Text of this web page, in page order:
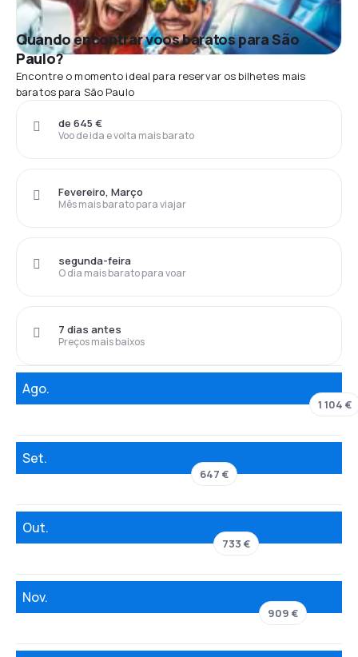
Quando encontrar voos baratos para São
Paulo?
Encontre o momento ideal para reservar os bilhetes mais
baratos para São Paulo
Voo de ida e volta mais barato
de 645 €
Mês mais barato para viajar
Fevereiro, Março
O dia mais barato para voar
segunda-feira
Preços mais baixos
7 dias antes
Ago.
1 104 €
Set.
647 €
Out.
733 €
Nov.
909 €